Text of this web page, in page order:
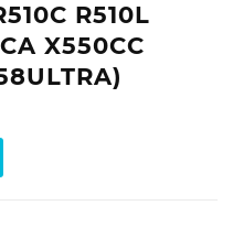
R510L
X550CC